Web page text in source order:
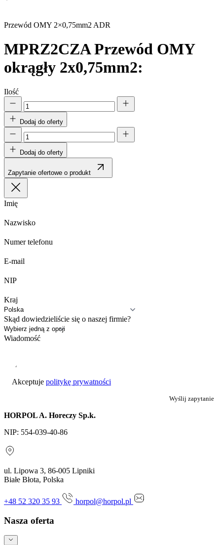
Przewód OMY 2×0,75mm2 ADR
MPRZ2CZA Przewód OMY
okrągły 2x0,75mm2:
Ilość
Dodaj do oferty
Dodaj do oferty
Zapytanie ofertowe o produkt
Imię
Nazwisko
Numer telefonu
E-mail
NIP
Kraj
Skąd dowiedzieliście się o naszej firmie?
Wiadomość
Akceptuje politykę prywatności
Wyślij zapytanie
HORPOL A. Horeczy Sp.k.
NIP: 554-039-40-86
ul. Lipowa 3, 86-005 Lipniki
Białe Błota, Polska
+48 52 320 35 93 horpol@horpol.pl
Nasza oferta